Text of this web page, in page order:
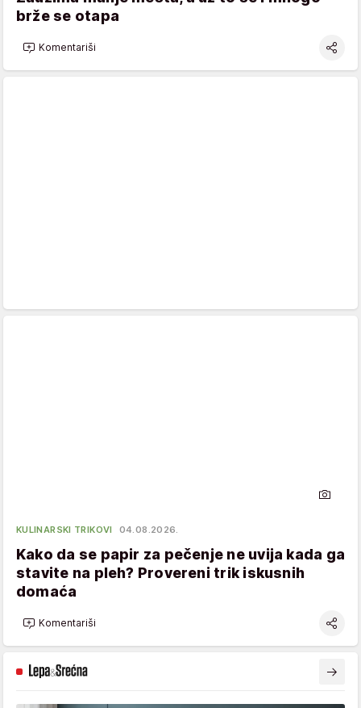
brže se otapa
Komentariši
KULINARSKI TRIKOVI 04.08.2026.
Kako da se papir za pečenje ne uvija kada ga
stavite na pleh? Provereni trik iskusnih
domaća
Komentariši